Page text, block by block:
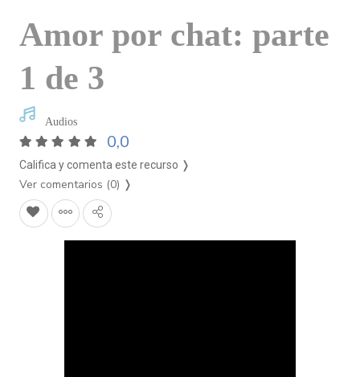
Amor por chat: parte
1 de 3
Audios
0,0
Califica y comenta este recurso ❭
Ver comentarios (0) ❭